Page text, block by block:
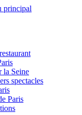
principal
la Seine
spectacles
Paris